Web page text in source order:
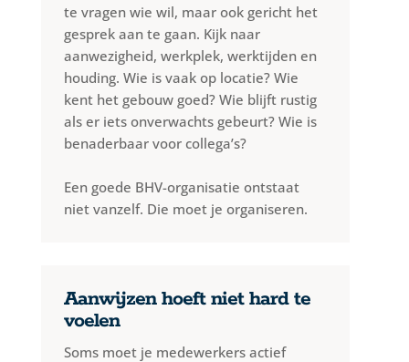
te vragen wie wil, maar ook gericht het
gesprek aan te gaan. Kijk naar
aanwezigheid, werkplek, werktijden en
houding. Wie is vaak op locatie? Wie
kent het gebouw goed? Wie blijft rustig
als er iets onverwachts gebeurt? Wie is
benaderbaar voor collega’s?
Een goede BHV-organisatie ontstaat
niet vanzelf. Die moet je organiseren.
Aanwijzen hoeft niet hard te
voelen
Soms moet je medewerkers actief